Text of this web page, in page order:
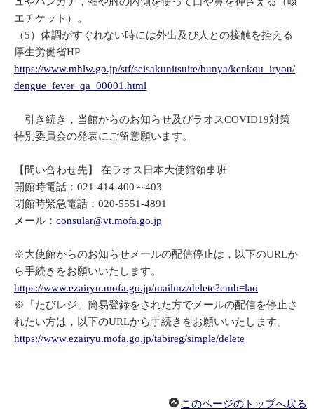
エチケット）。
（5）体調がすぐれない時には外出及び人との接触を控える
厚生労働省HP
https://www.mhlw.go.jp/stf/seisakunitsuite/bunya/kenkou_iryou/
dengue_fever_qa_00001.html
引き続き，当館からのお知らせ及びラオスCOVID19対策
特別委員会の発表にご留意願います。
【問い合わせ先】 在ラオス日本大使館領事班
開館時電話：021-414-400～403
閉館時緊急電話：020-5551-4891
メール： consular@vt.mofa.go.jp
※大使館からのお知らせメールの配信停止は，以下のURLか
ら手続きをお願いいたします。
https://www.ezairyu.mofa.go.jp/mailmz/delete?emb=lao
※「たびレジ」簡易登録をされた方でメールの配信を停止さ
れたい方は，以下のURLから手続きをお願いいたします。
https://www.ezairyu.mofa.go.jp/tabireg/simple/delete
このページのトップへ戻る